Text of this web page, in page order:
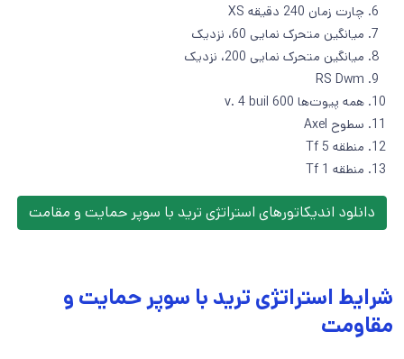
چارت زمان 240 دقیقه XS
میانگین متحرک نمایی 60، نزدیک
میانگین متحرک نمایی 200، نزدیک
RS Dwm
همه پیوت‌ها v. 4 buil 600
سطوح Axel
منطقه Tf 5
منطقه Tf 1
دانلود اندیکاتورهای استراتژی ترید با سوپر حمایت و مقامت
شرایط استراتژی ترید با سوپر حمایت و
مقاومت